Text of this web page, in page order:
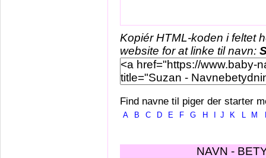
Kopiér HTML-koden i feltet
website for at linke til navn:
Find navne til piger der starter
A B C D E F G H J K L M
NAVN -